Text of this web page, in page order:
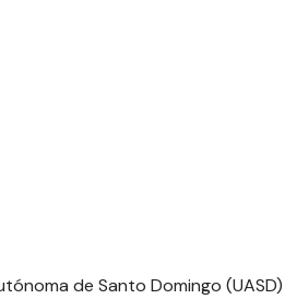
de Santo Domingo (UASD)